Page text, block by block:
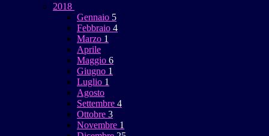
2018
Gennaio 5
Febbraio 4
Marzo 1
Aprile
Maggio 6
Giugno 1
Luglio 1
Agosto
Settembre 4
Ottobre 3
Novembre 1